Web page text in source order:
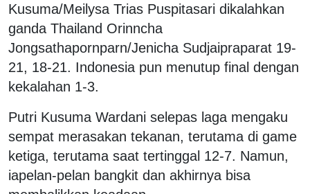
Kusuma/Meilysa Trias Puspitasari dikalahkan
ganda Thailand Orinncha
Jongsathapornparn/Jenicha Sudjaipraparat 19-
21, 18-21. Indonesia pun menutup final dengan
kekalahan 1-3.
Putri Kusuma Wardani selepas laga mengaku
sempat merasakan tekanan, terutama di game
ketiga, terutama saat tertinggal 12-7. Namun,
iapelan-pelan bangkit dan akhirnya bisa